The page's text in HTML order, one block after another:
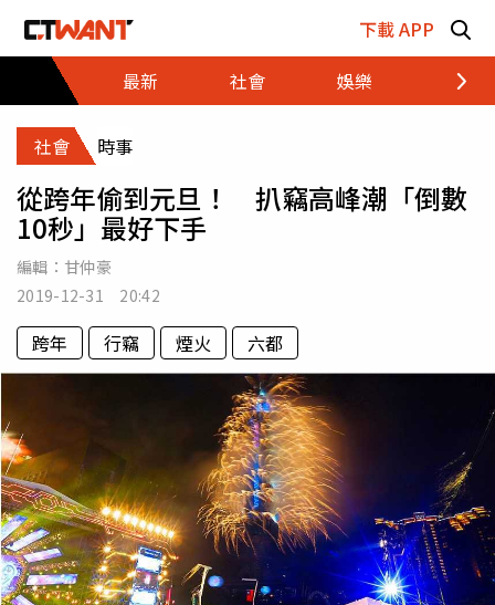
下載 APP
最新
社會 娛樂 財經
社會 時事
從跨年偷到元旦！ 扒竊高峰潮「倒數
10秒」最好下手
編輯： 甘仲豪
2019-12-31 20:42
跨年 行竊 煙火 六都